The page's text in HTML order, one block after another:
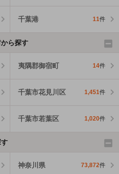
千葉港 11件
ら探す
夷隅郡御宿町 14件
千葉市花見川区 1,451件
千葉市若葉区 1,020件
神奈川県 73,872件